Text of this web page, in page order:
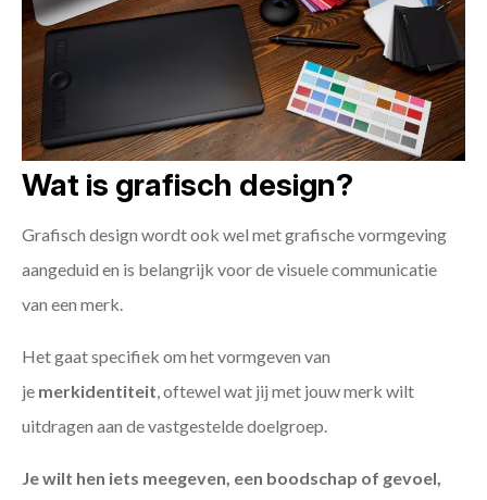
Wat is grafisch design?
Grafisch design wordt ook wel met grafische vormgeving
aangeduid en is belangrijk voor de visuele communicatie
van een merk.
Het gaat specifiek om het vormgeven van
je merkidentiteit , oftewel wat jij met jouw merk wilt
uitdragen aan de vastgestelde doelgroep.
Je wilt hen iets meegeven, een boodschap of gevoel,